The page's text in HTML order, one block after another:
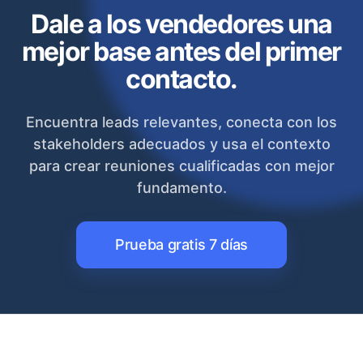
Dale a los vendedores una
mejor base antes del primer
contacto.
Encuentra leads relevantes, conecta con los
stakeholders adecuados y usa el contexto
para crear reuniones cualificadas con mejor
fundamento.
Prueba gratis 7 días